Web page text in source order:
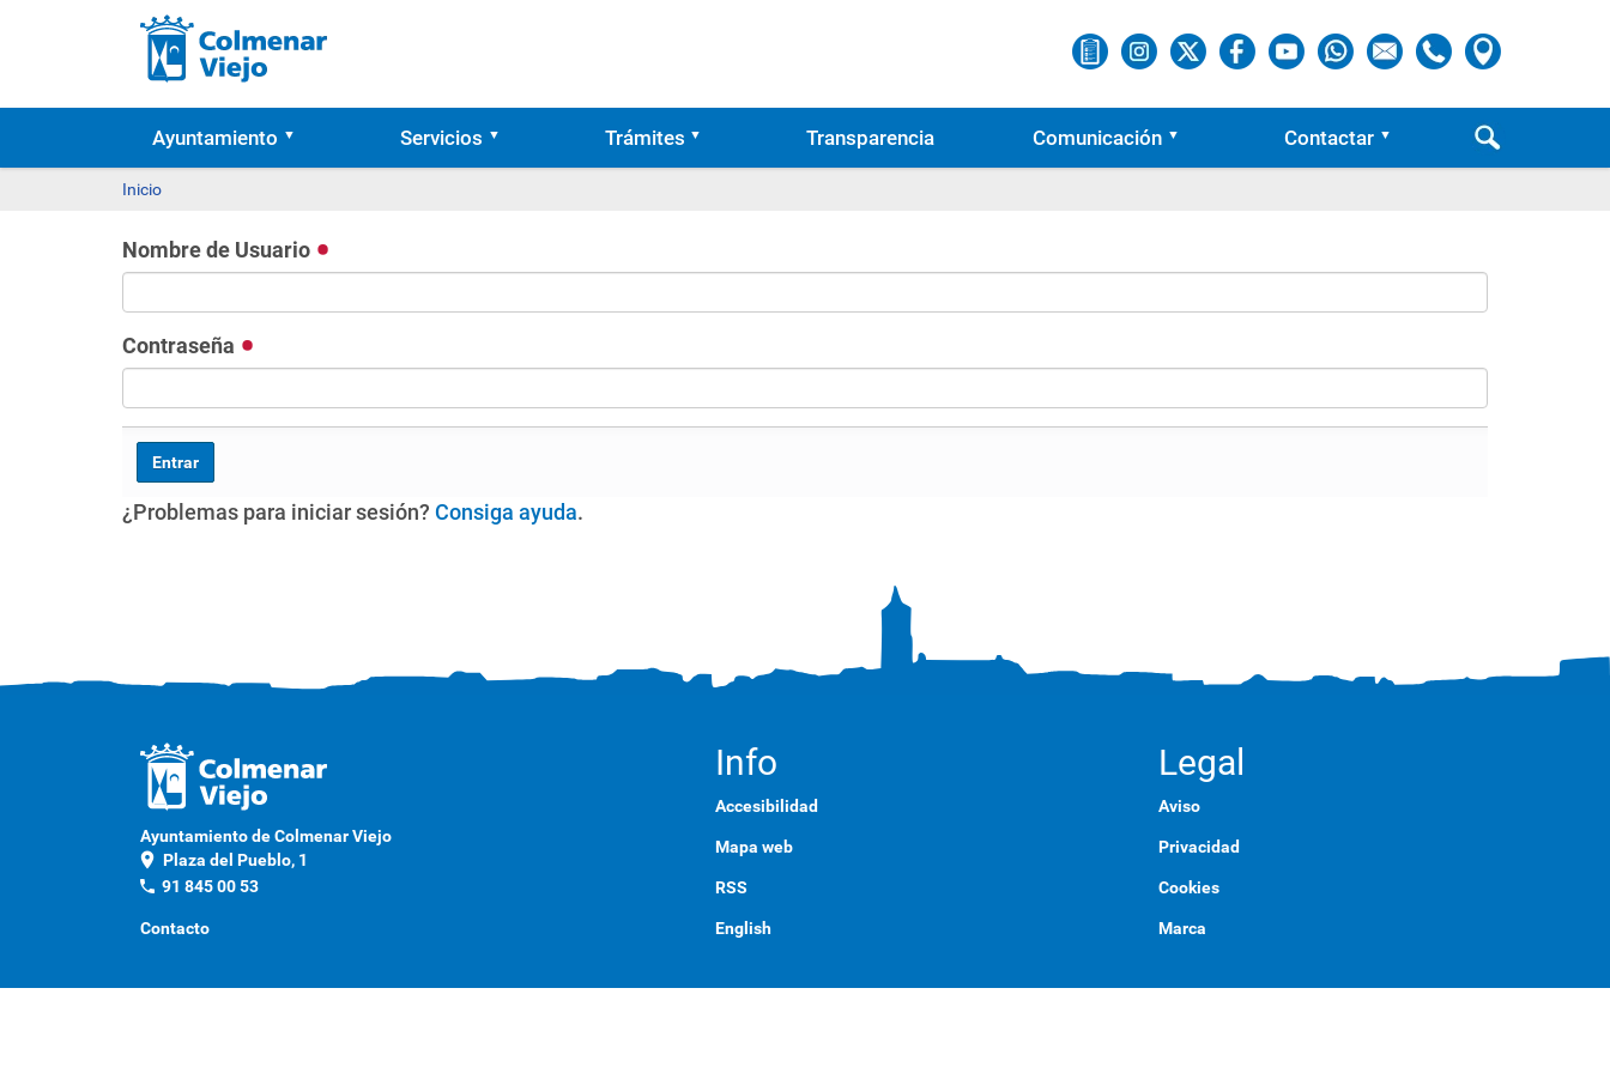
Ayuntamiento Servicios Trámites Transparencia Comunicación Contactar
Inicio
Nombre de Usuario
Contraseña
¿Problemas para iniciar sesión? Consiga ayuda.
Ayuntamiento de Colmenar Viejo
location_on Plaza del Pueblo, 1
phone 91 845 00 53
Contacto
Info
Accesibilidad
Mapa web
RSS
English
Legal
Aviso
Privacidad
Cookies
Marca